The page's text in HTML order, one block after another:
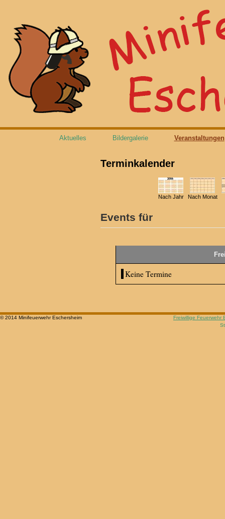
Aktuelles Bildergalerie Veranstaltungen
Terminkalender
Nach Jahr Nach Monat
Events für
Keine Termine
© 2014 Minifeuerwehr Eschersheim
Freiwillige Feuerwehr